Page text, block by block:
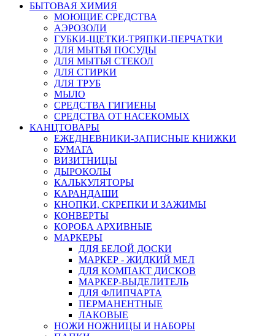
БЫТОВАЯ ХИМИЯ
МОЮЩИЕ СРЕДСТВА
АЭРОЗОЛИ
ГУБКИ-ЩЕТКИ-ТРЯПКИ-ПЕРЧАТКИ
ДЛЯ МЫТЬЯ ПОСУДЫ
ДЛЯ МЫТЬЯ СТЕКОЛ
ДЛЯ СТИРКИ
ДЛЯ ТРУБ
МЫЛО
СРЕДСТВА ГИГИЕНЫ
СРЕДСТВА ОТ НАСЕКОМЫХ
КАНЦТОВАРЫ
ЕЖЕДНЕВНИКИ-ЗАПИСНЫЕ КНИЖКИ
БУМАГА
ВИЗИТНИЦЫ
ДЫРОКОЛЫ
КАЛЬКУЛЯТОРЫ
КАРАНДАШИ
КНОПКИ, СКРЕПКИ И ЗАЖИМЫ
КОНВЕРТЫ
КОРОБА АРХИВНЫЕ
МАРКЕРЫ
ДЛЯ БЕЛОЙ ДОСКИ
МАРКЕР - ЖИДКИЙ МЕЛ
ДЛЯ КОМПАКТ ДИСКОВ
МАРКЕР-ВЫДЕЛИТЕЛЬ
ДЛЯ ФЛИПЧАРТА
ПЕРМАНЕНТНЫЕ
ЛАКОВЫЕ
НОЖИ НОЖНИЦЫ И НАБОРЫ